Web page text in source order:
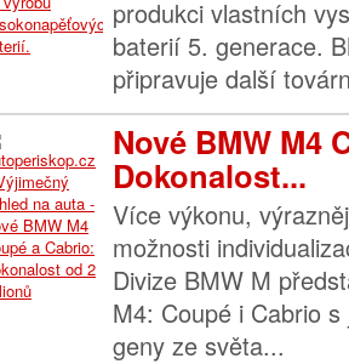
produkci vlastních
baterií 5. generace.
připravuje další
Nové BMW M4
Dokonalost...
Více výkonu,
možnosti
Divize BMW M
M4: Coupé i Cabrio
geny ze světa...